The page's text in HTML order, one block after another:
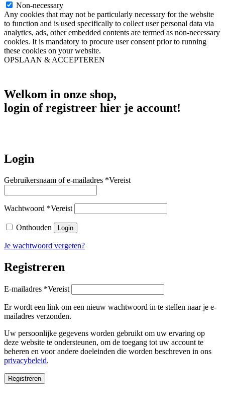
Non-necessary
Any cookies that may not be particularly necessary for the website
to function and is used specifically to collect user personal data via
analytics, ads, other embedded contents are termed as non-necessary
cookies. It is mandatory to procure user consent prior to running
these cookies on your website.
OPSLAAN & ACCEPTEREN
Welkom in onze shop,
login of registreer hier je account!
Login
Gebruikersnaam of e-mailadres *Vereist
Wachtwoord *Vereist
Onthouden Login
Je wachtwoord vergeten?
Registreren
E-mailadres *Vereist
Er wordt een link om een nieuw wachtwoord in te stellen naar je e-
mailadres verzonden.
Uw persoonlijke gegevens worden gebruikt om uw ervaring op
deze website te ondersteunen, om de toegang tot uw account te
beheren en voor andere doeleinden die worden beschreven in ons
privacybeleid.
Registreren